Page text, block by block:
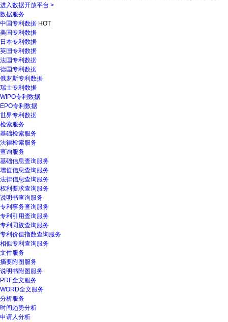
进入数据开放平台 >
数据服务
中国专利数据 HOT
美国专利数据
日本专利数据
英国专利数据
法国专利数据
德国专利数据
俄罗斯专利数据
瑞士专利数据
WIPO专利数据
EPO专利数据
世界专利数据
检索服务
基础检索服务
法律检索服务
查询服务
基础信息查询服务
增值信息查询服务
法律信息查询服务
权利要求查询服务
说明书查询服务
专利事务查询服务
专利引用查询服务
专利同族查询服务
专利价值指数查询服务
相似专利查询服务
文件服务
摘要附图服务
说明书附图服务
PDF全文服务
WORD全文服务
分析服务
时间趋势分析
申请人分析